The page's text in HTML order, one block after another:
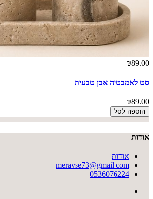
₪89.00
סט לאמבטיה אבן טבעית
₪89.00
הוספה לסל
אודות
אודות
meravse73@gmail.com
0536076224